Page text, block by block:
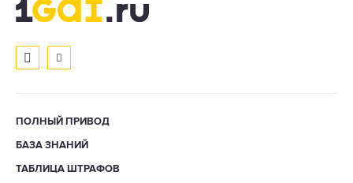
ПОЛНЫЙ ПРИВОД
БАЗА ЗНАНИЙ
ТАБЛИЦА ШТРАФОВ